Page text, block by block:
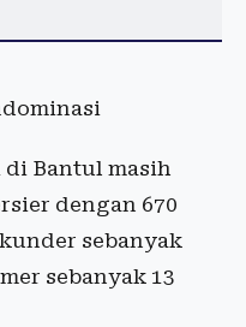
di Bantul masih
dengan 670
sebanyak
sebanyak 13